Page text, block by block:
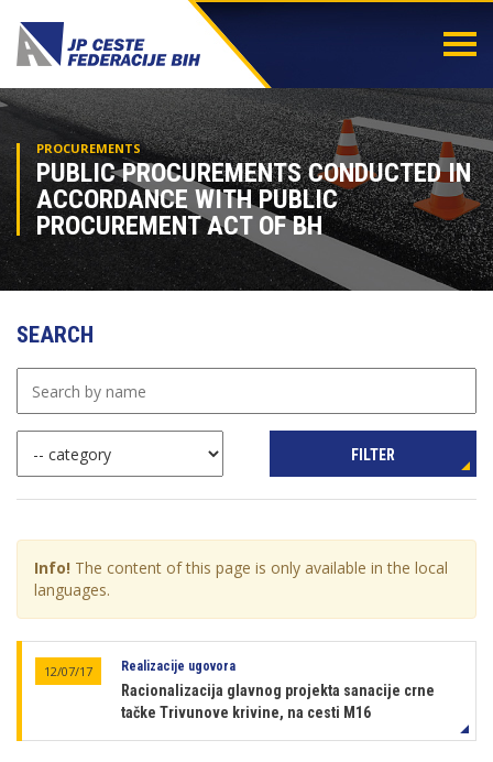
PROCUREMENTS
PUBLIC PROCUREMENTS CONDUCTED IN
ACCORDANCE WITH PUBLIC
PROCUREMENT ACT OF BH
SEARCH
FILTER
Info! The content of this page is only available in the local
languages.
12/07/17 Realizacije ugovora
Racionalizacija glavnog projekta sanacije crne
tačke Trivunove krivine, na cesti M16